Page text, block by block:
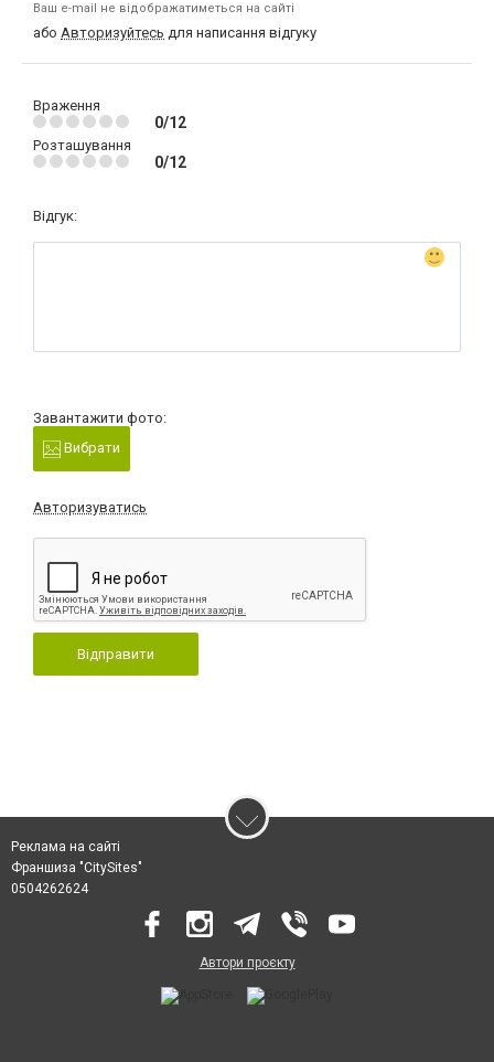
Ваш e-mail не відображатиметься на сайті
або Авторизуйтесь для написання відгуку
Враження
0/12
Розташування
0/12
Відгук:
Завантажити фото:
Вибрати
Авторизуватись
Відправити
Реклама на сайті
Франшиза "CitySites"
0504262624
Автори проєкту